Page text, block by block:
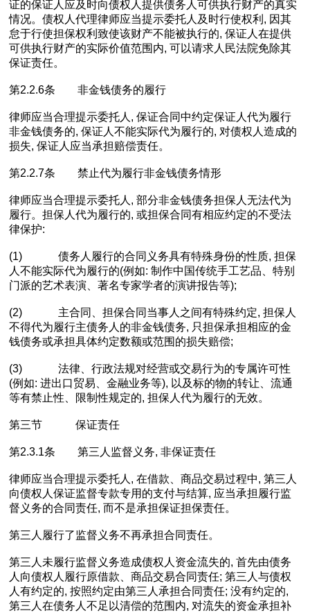
证的保证人应及时向债权人提供债务人可供执行财产的真实
情况。债权人代理律师应当提示委托人及时行使权利, 因其
怠于行使担保权利致使该财产不能被执行的, 保证人在提供
可供执行财产的实际价值范围内, 可以请求人民法院免除其
保证责任。
第2.2.6条 非金钱债务的履行
律师应当合理提示委托人, 保证合同中约定保证人代为履行
非金钱债务的, 保证人不能实际代为履行的, 对债权人造成的
损失, 保证人应当承担赔偿责任。
第2.2.7条 禁止代为履行非金钱债务情形
律师应当合理提示委托人, 部分非金钱债务担保人无法代为
履行。担保人代为履行的, 或担保合同有相应约定的不受法
律保护:
(1) 债务人履行的合同义务具有特殊身份的性质, 担保
人不能实际代为履行的(例如: 制作中国传统手工艺品、特别
门派的艺术表演、著名专家学者的演讲报告等);
(2) 主合同、担保合同当事人之间有特殊约定, 担保人
不得代为履行主债务人的非金钱债务, 只担保承担相应的金
钱债务或承担具体约定数额或范围的损失赔偿;
(3) 法律、行政法规对经营或交易行为的专属许可性
(例如: 进出口贸易、金融业务等), 以及标的物的转让、流通
等有禁止性、限制性规定的, 担保人代为履行的无效。
第三节 保证责任
第2.3.1条 第三人监督义务, 非保证责任
律师应当合理提示委托人, 在借款、商品交易过程中, 第三人
向债权人保证监督专款专用的支付与结算, 应当承担履行监
督义务的合同责任, 而不是承担保证担保责任。
第三人履行了监督义务不再承担合同责任。
第三人未履行监督义务造成债权人资金流失的, 首先由债务
人向债权人履行原借款、商品交易合同责任; 第三人与债权
人有约定的, 按照约定由第三人承担合同责任; 没有约定的,
第三人在债务人不足以清偿的范围内, 对流失的资金承担补